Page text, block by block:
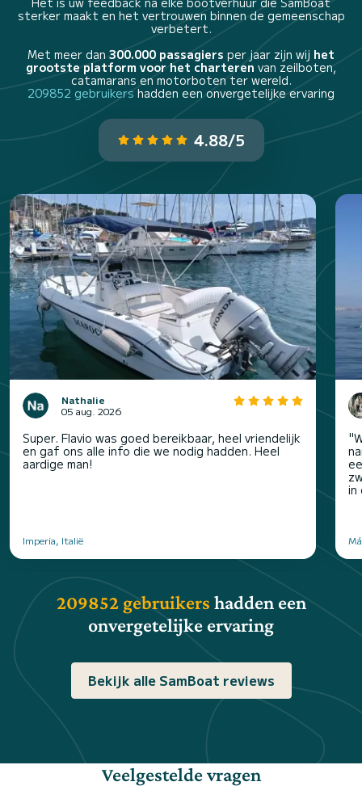
sterker maakt en het vertrouwen binnen de gemeenschap
verbetert.
Met meer dan300.000 passagiers per jaar zijn wij het
grootste platform voor het charteren van zeilboten,
catamarans en motorboten ter wereld.
209852 gebruikershadden een onvergetelijke ervaring
4.88/5
Nathalie
05 aug. 2026
Super. Flavio was goed bereikbaar, heel vriendelijk
en gaf ons alle info die we nodig hadden. Heel
aardige man!
Imperia, Italië
in
209852 gebruikers hadden een
onvergetelijke ervaring
Bekijk alle SamBoat reviews
Veelgestelde vragen